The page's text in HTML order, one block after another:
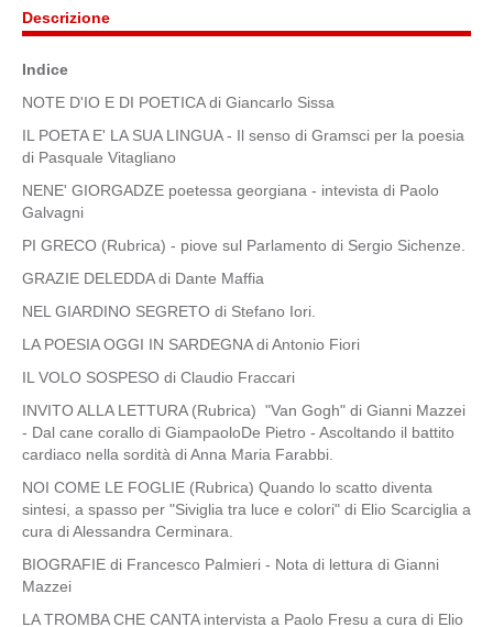
Descrizione
Indice
NOTE D'IO E DI POETICA di Giancarlo Sissa
IL POETA E' LA SUA LINGUA - Il senso di Gramsci per la poesia
di Pasquale Vitagliano
NENE' GIORGADZE poetessa georgiana - intevista di Paolo
Galvagni
PI GRECO (Rubrica) - piove sul Parlamento di Sergio Sichenze.
GRAZIE DELEDDA di Dante Maffia
NEL GIARDINO SEGRETO di Stefano Iori.
LA POESIA OGGI IN SARDEGNA di Antonio Fiori
IL VOLO SOSPESO di Claudio Fraccari
INVITO ALLA LETTURA (Rubrica) "Van Gogh" di Gianni Mazzei
- Dal cane corallo di GiampaoloDe Pietro - Ascoltando il battito
cardiaco nella sordità di Anna Maria Farabbi.
NOI COME LE FOGLIE (Rubrica) Quando lo scatto diventa
sintesi, a spasso per "Siviglia tra luce e colori" di Elio Scarciglia a
cura di Alessandra Cerminara.
BIOGRAFIE di Francesco Palmieri - Nota di lettura di Gianni
Mazzei
LA TROMBA CHE CANTA intervista a Paolo Fresu a cura di Elio